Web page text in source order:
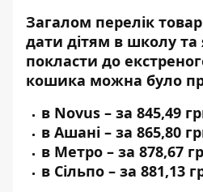
Загалом перелік
дати дітям в школу та
покласти до
кошика можна було
в Novus – за 845,49
в Ашані – за 865,80
в Метро – за 878,67
в Сільпо – за 881,13